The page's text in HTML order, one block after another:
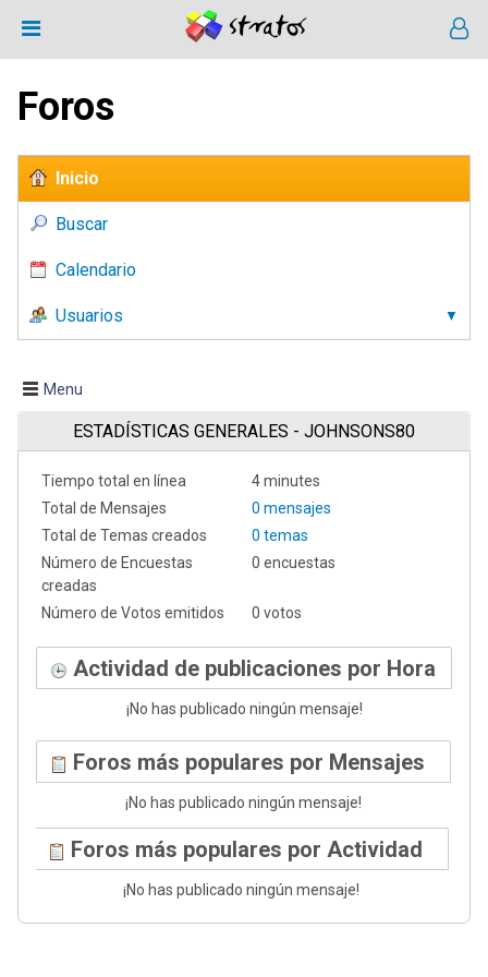
Foros
Inicio
Buscar
Calendario
Usuarios
Menu
ESTADÍSTICAS GENERALES - JOHNSONS80
Tiempo total en línea
4 minutes
Total de Mensajes
0 mensajes
Total de Temas creados
0 temas
Número de Encuestas
creadas
0 encuestas
Número de Votos emitidos 0 votos
Actividad de publicaciones por Hora
¡No has publicado ningún mensaje!
Foros más populares por Mensajes
¡No has publicado ningún mensaje!
Foros más populares por Actividad
¡No has publicado ningún mensaje!